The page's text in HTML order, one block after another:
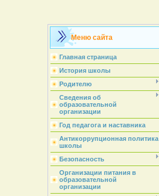
Меню сайта
Главная страница
История школы
Родителю
Сведения об
образовательной
организации
Год педагога и наставника
Антикоррупционная политика
школы
Безопасность
Организации питания в
образовательной
организации